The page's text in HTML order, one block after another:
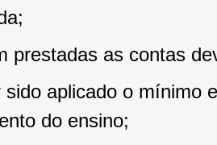
prestadas as contas
sido aplicado o mínimo
do ensino;